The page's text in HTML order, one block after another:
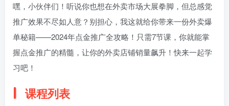
嘿，小伙伴们！听说你也想在外卖市场大展拳脚，但总感觉
推广效果不尽如人意？别担心，我这就给你带来一份外卖爆
单秘籍——2024年点金推广全攻略！只需7节课，你就能掌
握点金推广的精髓，让你的外卖店铺销量飙升！快来一起学
习吧！
课程列表